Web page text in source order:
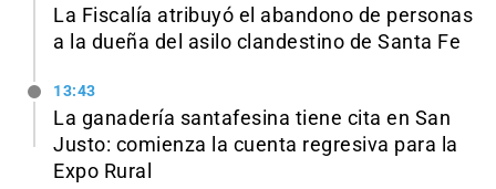
La Fiscalía atribuyó el abandono de personas
a la dueña del asilo clandestino de Santa Fe
13:43
La ganadería santafesina tiene cita en San
Justo: comienza la cuenta regresiva para la
Expo Rural